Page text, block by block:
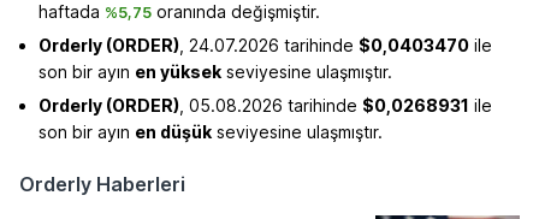
haftada %5,75 oranında değişmiştir.
Orderly (ORDER) , 24.07.2026 tarihinde $0,0403470 ile
son bir ayın en yüksek seviyesine ulaşmıştır.
Orderly (ORDER) , 05.08.2026 tarihinde $0,0268931 ile
son bir ayın en düşük seviyesine ulaşmıştır.
Orderly Haberleri